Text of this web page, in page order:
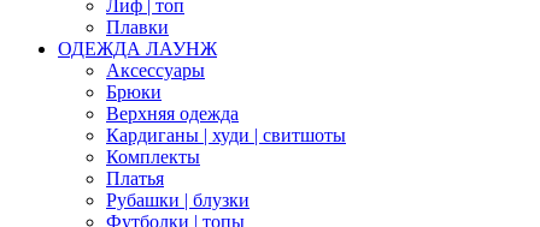
Лиф | топ
Плавки
ОДЕЖДА ЛАУНЖ
Аксессуары
Брюки
Верхняя одежда
Кардиганы | худи | свитшоты
Комплекты
Платья
Рубашки | блузки
Футболки | топы